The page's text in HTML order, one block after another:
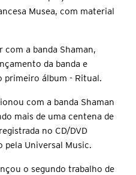
Musea, com material
com a banda Shaman,
da banda e
primeiro álbum - Ritual.
com a banda Shaman
mais de uma centena de
no CD/DVD
pela Universal Music.
o segundo trabalho de